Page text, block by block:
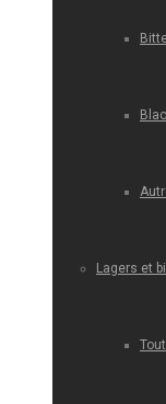
Lagers et